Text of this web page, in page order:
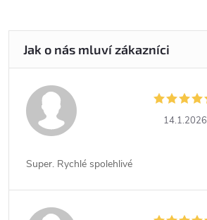
14.1.2026
Super. Rychlé spolehlivé